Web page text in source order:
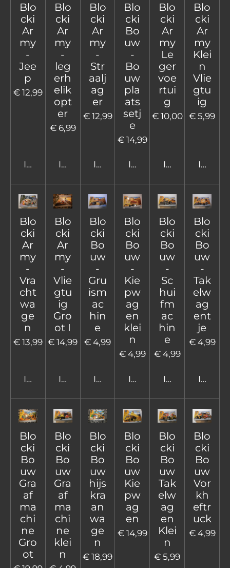
Blo
cki
Ar
my
-
Jee
p
€ 12,99
In winkelwagen
Blo
cki
Ar
my
-
leg
erh
elik
opt
er
€ 6,99
In winkelwagen
Blo
cki
Ar
my
-
Str
aalj
ag
er
€ 12,99
In winkelwagen
Blo
cki
Bo
uw
-
Bo
uw
pla
ats
setj
e
€ 14,99
In winkelwagen
Blo
cki
Ar
my
Le
ger
voe
rtui
g
€ 10,00
In
Blo
cki
Ar
my
Klei
n
Vlie
gtu
ig
€ 5,99
In
Blo
cki
Ar
my
-
Vra
cht
wa
ge
n
€ 13,99
In winkelwagen
Blo
cki
Ar
my
-
Vlie
gtu
ig
Gro
ot I
€ 14,99
In winkelwagen
Blo
cki
Bo
uw
-
Gru
ism
ac
hin
e
€ 4,99
In winkelwagen
Blo
cki
Bo
uw
-
Kie
pw
ag
en
klei
n
€ 4,99
In winkelwagen
Blo
cki
Bo
uw
-
Sc
hui
fm
ac
hin
e
€ 4,99
In
Blo
cki
Bo
uw
-
Tak
elw
ag
ent
je
€ 4,99
In
Blo
cki
Bo
uw
Gra
af
ma
chi
ne
Gro
ot
Blo
cki
Bo
uw
Gra
af
ma
chi
ne
klei
n
Blo
cki
Bo
uw
hijs
kra
an
wa
ge
n
€ 18,99
Blo
cki
Bo
uw
Kie
pw
ag
en
€ 14,99
Blo
cki
Bo
uw
Tak
elw
ag
en
Klei
n
€ 5,99
Blo
cki
Bo
uw
Vor
kh
eftr
uck
€ 4,99